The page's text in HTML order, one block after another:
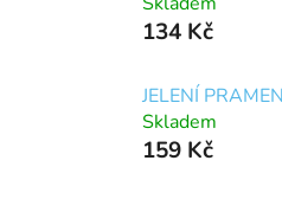
134 Kč
JELENÍ
Skladem
159 Kč